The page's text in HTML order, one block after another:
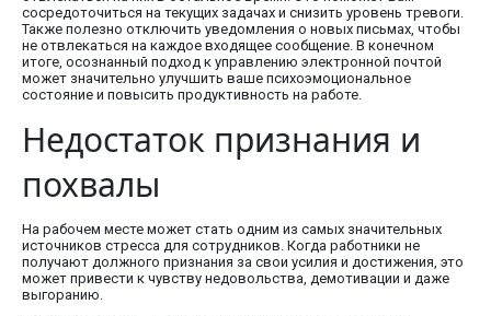
сосредоточиться на текущих задачах и снизить уровень тревоги.
Также полезно отключить уведомления о новых письмах, чтобы
не отвлекаться на каждое входящее сообщение. В конечном
итоге, осознанный подход к управлению электронной почтой
может значительно улучшить ваше психоэмоциональное
состояние и повысить продуктивность на работе.
Недостаток признания и
похвалы
На рабочем месте может стать одним из самых значительных
источников стресса для сотрудников. Когда работники не
получают должного признания за свои усилия и достижения, это
может привести к чувству недовольства, демотивации и даже
выгоранию.